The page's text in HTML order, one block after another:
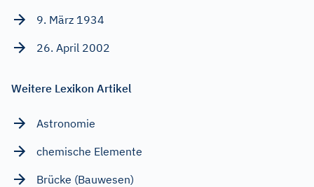
9. März 1934
26. April 2002
Weitere Lexikon Artikel
Astronomie
chemische Elemente
Brücke (Bauwesen)